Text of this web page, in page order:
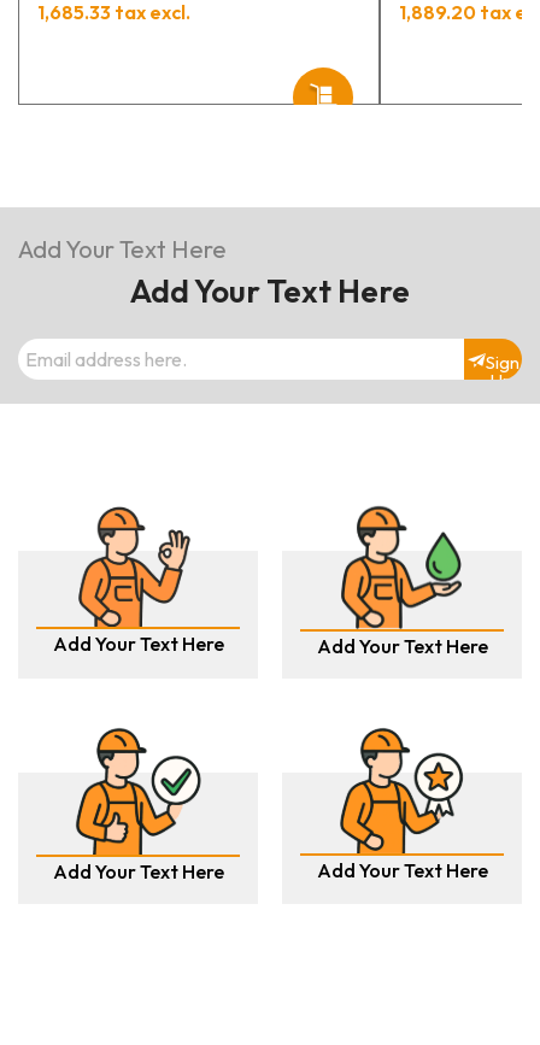
1,685.33 tax excl. 1,889.20 tax
Add Your Text Here
Add Your Text Here
Sign
Up
Add Your Text Here Add Your Text Here
Add Your Text Here Add Your Text Here